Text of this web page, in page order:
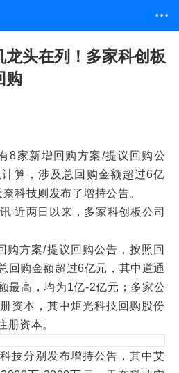
• • •
头在列！多家科创板
购
8家新增回购方案/提议回购公
算，涉及总回购金额超过6亿
科技则发布了增持公告。
近两日以来，多家科创板公司
购方案/提议回购公告，按照回
回购金额超过6亿元，其中道通
最高，均为1亿-2亿元；多家公
资本，其中炬光科技回购股份
册资本。
技分别发布增持公告，其中艾